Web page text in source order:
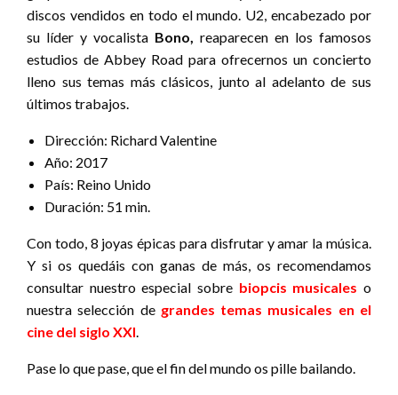
discos vendidos en todo el mundo. U2, encabezado por
su líder y vocalista Bono, reaparecen en los famosos
estudios de Abbey Road para ofrecernos un concierto
lleno sus temas más clásicos, junto al adelanto de sus
últimos trabajos.
Dirección: Richard Valentine
Año: 2017
País: Reino Unido
Duración: 51 min.
Con todo, 8 joyas épicas para disfrutar y amar la música.
Y si os quedáis con ganas de más, os recomendamos
consultar nuestro especial sobre biopcis musicales o
nuestra selección degrandes temas musicales en el
cine del siglo XXI.
Pase lo que pase, que el fin del mundo os pille bailando.